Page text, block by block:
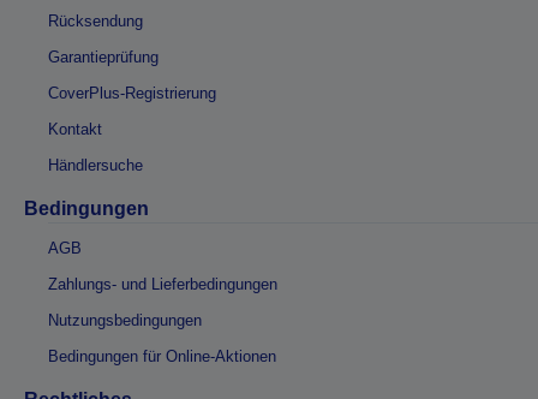
Rücksendung
Garantieprüfung
CoverPlus-Registrierung
Kontakt
Händlersuche
Bedingungen
AGB
Zahlungs- und Lieferbedingungen
Nutzungsbedingungen
Bedingungen für Online-Aktionen